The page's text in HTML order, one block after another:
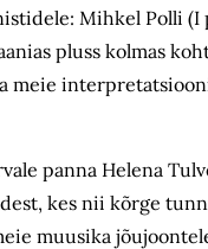
Mihkel Polli (I
pluss kolmas
panna Helena
kes nii kõrge
muusika